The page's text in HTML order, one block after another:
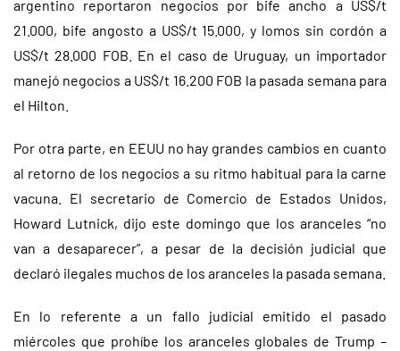
argentino reportaron negocios por bife ancho a US$/t
21.000, bife angosto a US$/t 15.000, y lomos sin cordón a
US$/t 28.000 FOB. En el caso de Uruguay, un importador
manejó negocios a US$/t 16.200 FOB la pasada semana para
el Hilton.
Por otra parte, en EEUU no hay grandes cambios en cuanto
al retorno de los negocios a su ritmo habitual para la carne
vacuna. El secretario de Comercio de Estados Unidos,
Howard Lutnick, dijo este domingo que los aranceles “no
van a desaparecer”, a pesar de la decisión judicial que
declaró ilegales muchos de los aranceles la pasada semana.
En lo referente a un fallo judicial emitido el pasado
miércoles que prohíbe los aranceles globales de Trump –